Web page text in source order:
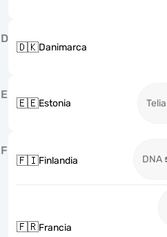
D
🇩🇰Danimarca
E
🇪🇪Estonia Telia
F
🇫🇮Finlandia DNA
🇫🇷Francia